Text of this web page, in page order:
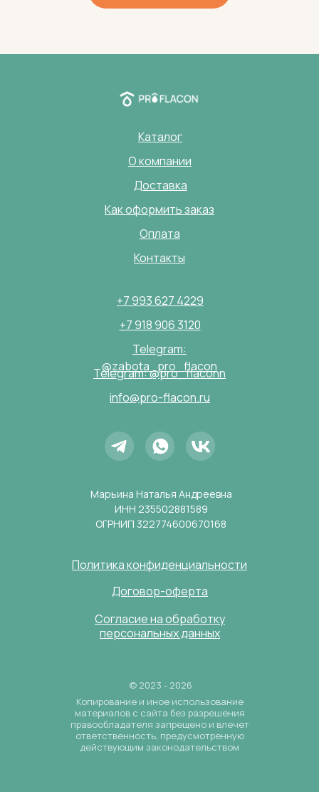
О компании
+7 918 906 3120
Каталог
Политика конфиденциальности
+7 993 627 4229
Telegram:
@zabota_pro_flacon
Telegram: @pro_flaconn
info@pro-flacon.ru
Доставка
Копирование и иное использование
материалов с сайта без разрешения
правообладателя запрещено и влечет
ответственность, предусмотренную
действующим законодательством
© 2023 - 2026
Оплата
Как оформить заказ
Контакты
Согласие на обработку
персональных данных
Договор-оферта
Марьина Наталья Андреевна
ИНН 235502881589
ОГРНИП 322774600670168